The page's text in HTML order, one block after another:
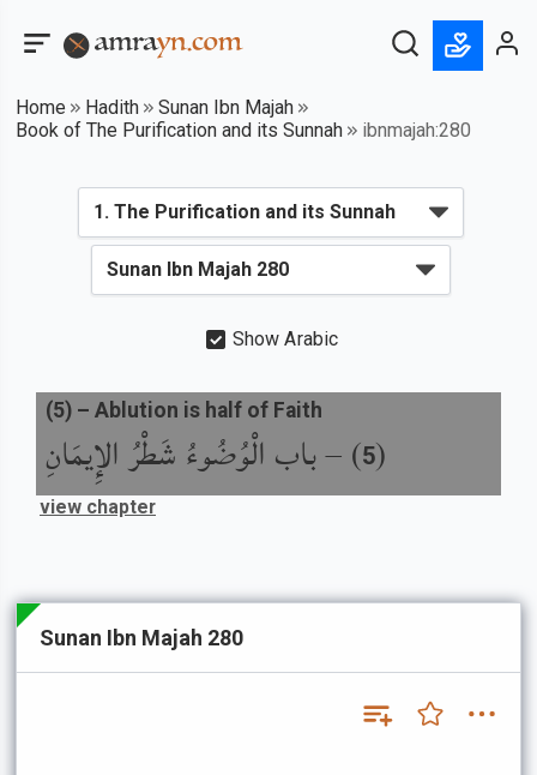
Home Hadith
Sunan Ibn Majah
Book of The Purification and its Sunnah
ibnmajah:280
Show Arabic
(
5
) –باب الْوُضُوءُ شَطْرُ الإِيمَانِ
(5) – Ablution is half of Faith
view chapter
Sunan Ibn Majah 280